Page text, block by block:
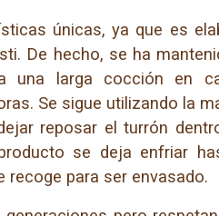
únicas, ya que es
De hecho, se ha
una larga cocción en
Se sigue utilizando la
reposar el turrón
se deja enfriar
recoge para ser envasado.